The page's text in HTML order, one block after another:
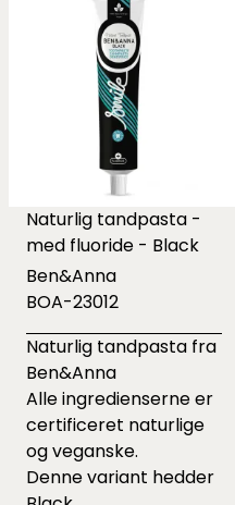
Naturlig tandpasta -
med fluoride - Black
Ben&Anna
BOA-23012
Naturlig tandpasta fra
Ben&Anna
Alle ingredienserne er
certificeret naturlige
og veganske.
Denne variant hedder